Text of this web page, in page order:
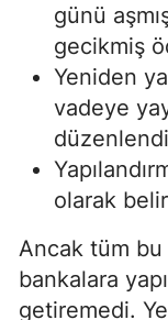
günü
gecikmiş
Yeniden
vadeye
olarak
Ancak tüm bu
bankalara
getiremedi.